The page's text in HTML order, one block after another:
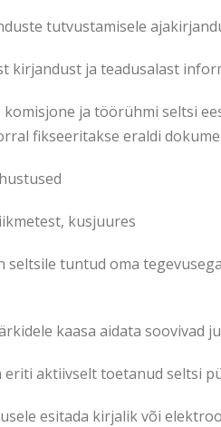
tutvustamisele
kirjandust ja teadusalast
ja töörühmi seltsi
fikseeritakse eraldi
kusjuures
seltsile tuntud oma
kaasa aidata soovivad
aktiivselt toetanud seltsi
esitada kirjalik või